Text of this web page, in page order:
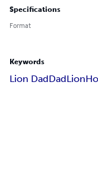
Specifications
Format
Keywords
Lion DadDadLion